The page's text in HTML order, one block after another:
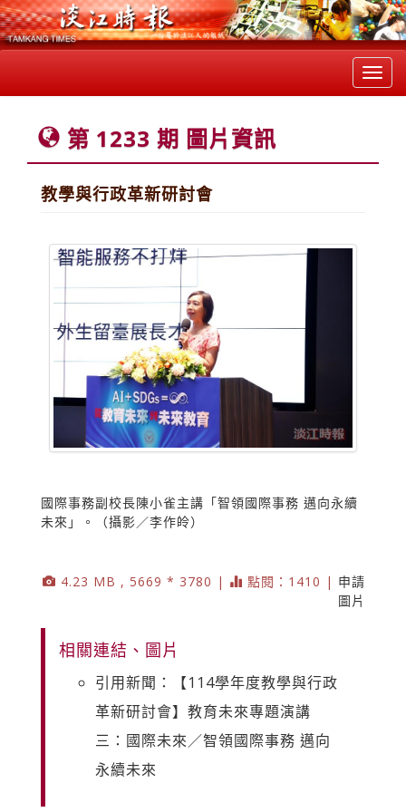
第 1233 期 圖片資訊
教學與行政革新研討會
國際事務副校長陳小雀主講「智領國際事務 邁向永續
未來」。（攝影／李作皊）
4.23 MB , 5669 * 3780 | 點閱：1410 | 申請
圖片
相關連結、圖片
引用新聞：【114學年度教學與行政
革新研討會】教育未來專題演講
三：國際未來／智領國際事務 邁向
永續未來